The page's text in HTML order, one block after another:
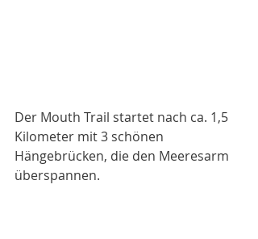
Der Mouth Trail startet nach ca. 1,5
Kilometer mit 3 schönen
Hängebrücken, die den Meeresarm
überspannen.